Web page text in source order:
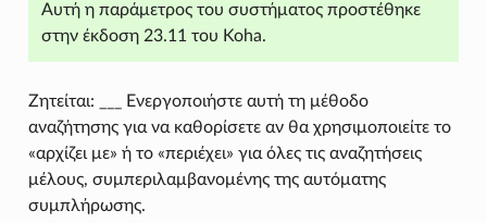
Αυτή η παράμετρος του συστήματος προστέθηκε
στην έκδοση 23.11 του Koha.
Ζητείται: ___ Ενεργοποιήστε αυτή τη μέθοδο
αναζήτησης για να καθορίσετε αν θα χρησιμοποιείτε το
«αρχίζει με» ή το «περιέχει» για όλες τις αναζητήσεις
μέλους, συμπεριλαμβανομένης της αυτόματης
συμπλήρωσης.